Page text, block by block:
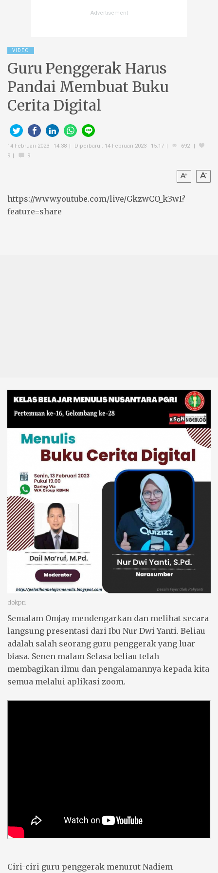
VIDEO
Guru Penggerak Harus
Pandai Membuat Buku
Cerita Digital
14 Februari 2023 14:38 Diperbarui: 14 Februari 2023 15:17
692
9
9
https://www.youtube.com/live/GkzwCO_k3wI?
feature=share
dokpri
Semalam Omjay mendengarkan dan melihat secara
langsung presentasi dari Ibu Nur Dwi Yanti. Beliau
adalah salah seorang guru penggerakyang luar
biasa. Senen malam Selasa beliau telah
membagikan ilmu dan pengalamannya kepada kita
semua melalui aplikasi zoom.
Ciri-ciri guru penggerak menurut Nadiem